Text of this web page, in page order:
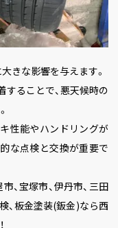
きな影響を与えます。
することで、悪天候時の
性能やハンドリングが
な点検と交換が重要で
、宝塚市、伊丹市、三田
、板金塗装(鈑金)なら西